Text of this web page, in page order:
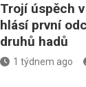
Trojí úspěch
hlásí první
druhů hadů
1 týdnem ago